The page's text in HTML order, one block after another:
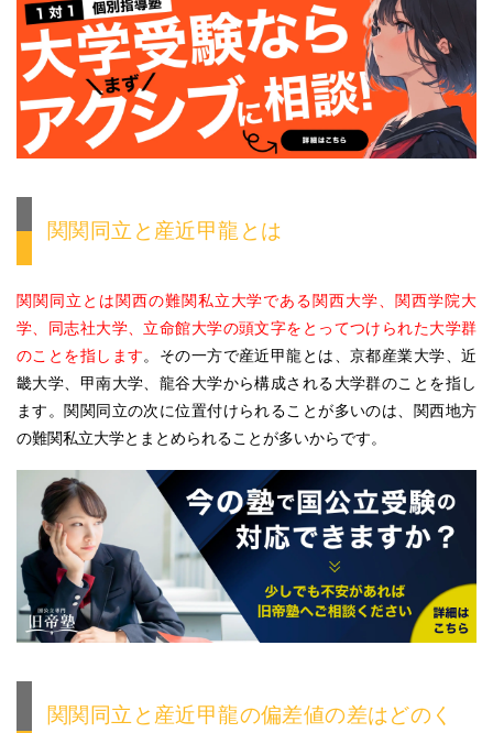
関関同立と産近甲龍とは
関関同立とは関西の難関私立大学である関西大学、関西学院大
学、同志社大学、立命館大学の頭文字をとってつけられた大学群
のことを指します。その一方で産近甲龍とは、京都産業大学、近
畿大学、甲南大学、龍谷大学から構成される大学群のことを指し
ます。関関同立の次に位置付けられることが多いのは、関西地方
の難関私立大学とまとめられることが多いからです。
関関同立と産近甲龍の偏差値の差はどのく